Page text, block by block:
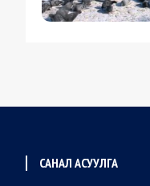
САНАЛ АСУУЛГА